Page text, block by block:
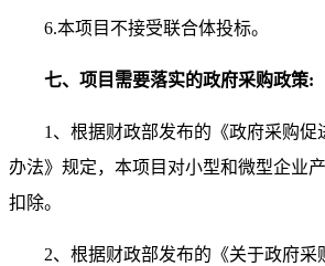
6.本项目不接受联合体投标。
七、项目需要落实的政府采购政策:
1、 根据财政部发布的《政府采购促
办法》规定，本项目对小型和微型企业
扣除。
2、 根据财政部发布的《关于政府采